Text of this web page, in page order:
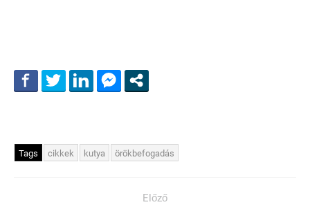
Tags cikkek kutya örökbefogadás
Előző